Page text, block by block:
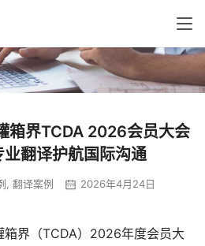
箱界TCDA 2026会员大会
业翻译护航国际沟通
, 翻译案例 2026年4月24日
界（TCDA）2026年度会员大